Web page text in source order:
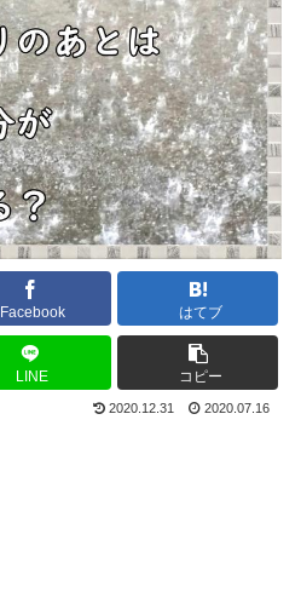
Facebook はてブ
LINE コピー
2020.12.31 2020.07.16